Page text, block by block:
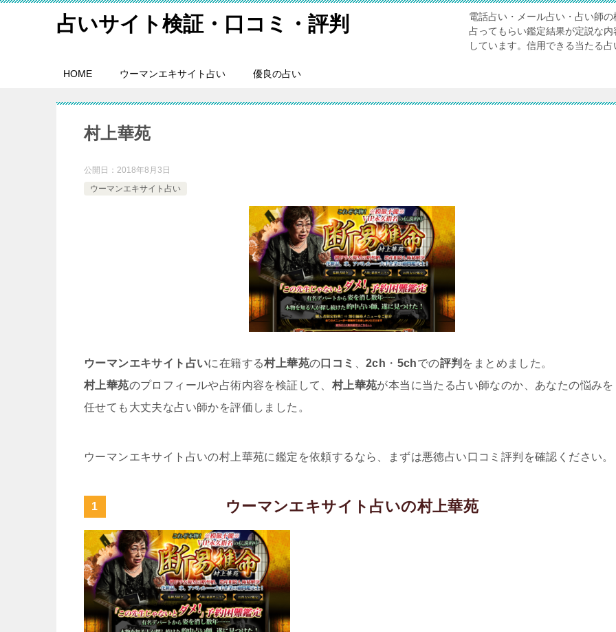
占いサイト検証・口コミ・評判
電話占い・メール占い・占い師
占ってもらい鑑定結果が定説な
しています。信用できる当たる
HOME ウーマンエキサイト占い 優良の占い
村上華苑
公開日： 2018年8月3日
ウーマンエキサイト占い
ウーマンエキサイト占いに在籍する村上華苑の口コミ 、2ch ・ 5chでの評判 をまとめました。
村上華苑のプロフィールや占術内容を検証して、 村上華苑が本当に当たる占い師なのか、あなたの悩みを
任せても大丈夫な占い師かを評価しました。
ウーマンエキサイト占いの村上華苑に鑑定を依頼するなら、まずは悪徳占い口コミ評判を確認ください。
ウーマンエキサイト占いの村上華苑